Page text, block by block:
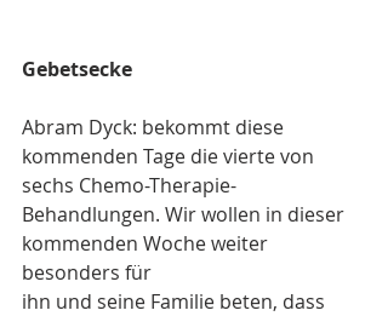
Gebetsecke
Abram Dyck: bekommt diese
kommenden Tage die vierte von
sechs Chemo-Therapie-
Behandlungen. Wir wollen in dieser
kommenden Woche weiter
besonders für
ihn und seine Familie beten, dass